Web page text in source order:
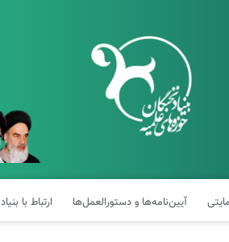
آیین‌نامه‌ها و دستورالعمل‌ها ارتباط با بنیاد